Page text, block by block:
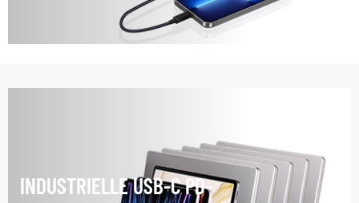
INDUSTRIELLE USB-C PD-